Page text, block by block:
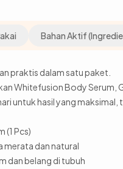
Bahan Aktif
praktis dalam satu paket.
Whitefusion Body Serum,
untuk hasil yang maksimal,
(1 Pcs)
merata dan natural
dan belang di tubuh